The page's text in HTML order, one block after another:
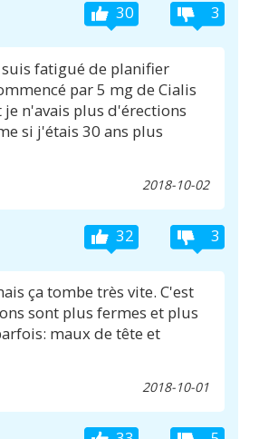
30 3
suis fatigué de planifier
par 5 mg de Cialis
n'avais plus d'érections
si j'étais 30 ans plus
2018-10-02
32 3
ça tombe très vite. C'est
sont plus fermes et plus
maux de tête et
2018-10-01